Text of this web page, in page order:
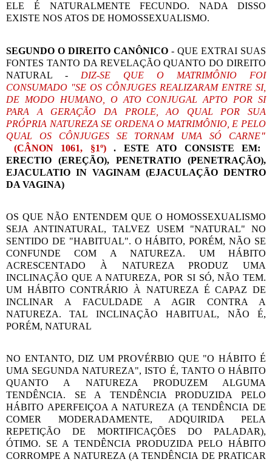
ELE É NATURALMENTE FECUNDO. NADA DISSO
EXISTE NOS ATOS DE HOMOSSEXUALISMO.
SEGUNDO O DIREITO CANÔNICO - QUE EXTRAI SUAS
FONTES TANTO DA REVELAÇÃO QUANTO DO DIREITO
NATURAL - DIZ-SE QUE O MATRIMÔNIO FOI
CONSUMADO "SE OS CÔNJUGES REALIZARAM ENTRE SI,
DE MODO HUMANO, O ATO CONJUGAL APTO POR SI
PARA A GERAÇÃO DA PROLE, AO QUAL POR SUA
PRÓPRIA NATUREZA SE ORDENA O MATRIMÔNIO, E PELO
QUAL OS CÔNJUGES SE TORNAM UMA SÓ CARNE"
(CÂNON 1061, §1º)
.
ESTE ATO CONSISTE EM:
ERECTIO (EREÇÃO), PENETRATIO (PENETRAÇÃO),
EJACULATIO IN VAGINAM (EJACULAÇÃO DENTRO
DA VAGINA)
OS QUE NÃO ENTENDEM QUE O HOMOSSEXUALISMO
SEJA ANTINATURAL, TALVEZ USEM "NATURAL" NO
SENTIDO DE "HABITUAL". O HÁBITO, PORÉM, NÃO SE
CONFUNDE COM A NATUREZA. UM HÁBITO
ACRESCENTADO À NATUREZA PRODUZ UMA
INCLINAÇÃO QUE A NATUREZA, POR SI SÓ, NÃO TEM.
UM HÁBITO CONTRÁRIO À NATUREZA É CAPAZ DE
INCLINAR A FACULDADE A AGIR CONTRA A
NATUREZA. TAL INCLINAÇÃO HABITUAL, NÃO É,
PORÉM, NATURAL
NO ENTANTO, DIZ UM PROVÉRBIO QUE "O HÁBITO É
UMA SEGUNDA NATUREZA", ISTO É, TANTO O HÁBITO
QUANTO A NATUREZA PRODUZEM ALGUMA
TENDÊNCIA. SE A TENDÊNCIA PRODUZIDA PELO
HÁBITO APERFEIÇOA A NATUREZA (A TENDÊNCIA DE
COMER MODERADAMENTE, ADQUIRIDA PELA
REPETIÇÃO DE MORTIFICAÇÕES DO PALADAR),
ÓTIMO. SE A TENDÊNCIA PRODUZIDA PELO HÁBITO
CORROMPE A NATUREZA (A TENDÊNCIA DE PRATICAR